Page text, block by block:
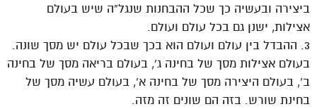
ביצירה ובעשיה כך שכל ההבחנות שנגל”ה שיש בעולם
אצילות, ישנן גם בכל עולם ועולם.
3. ההבדל בין עולם ועולם הוא בכך שבכל עולם יש מסך שונה.
בעולם אצילות מסך של בחינה ג’, בעולם בריאה מסך של בחינה
ב’, בעולם היצירה מסך של בחינה א’, בעולם עשיה מסך של
בחינת שורש. בזה הם שונים זה מזה.